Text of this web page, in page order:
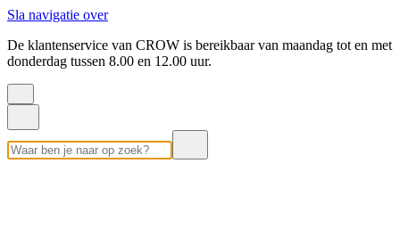
Sla navigatie over
De klantenservice van CROW is bereikbaar van maandag tot en met
donderdag tussen 8.00 en 12.00 uur.